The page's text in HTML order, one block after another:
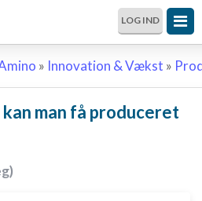
LOG IND
» Innovation & Vækst »
man få produceret